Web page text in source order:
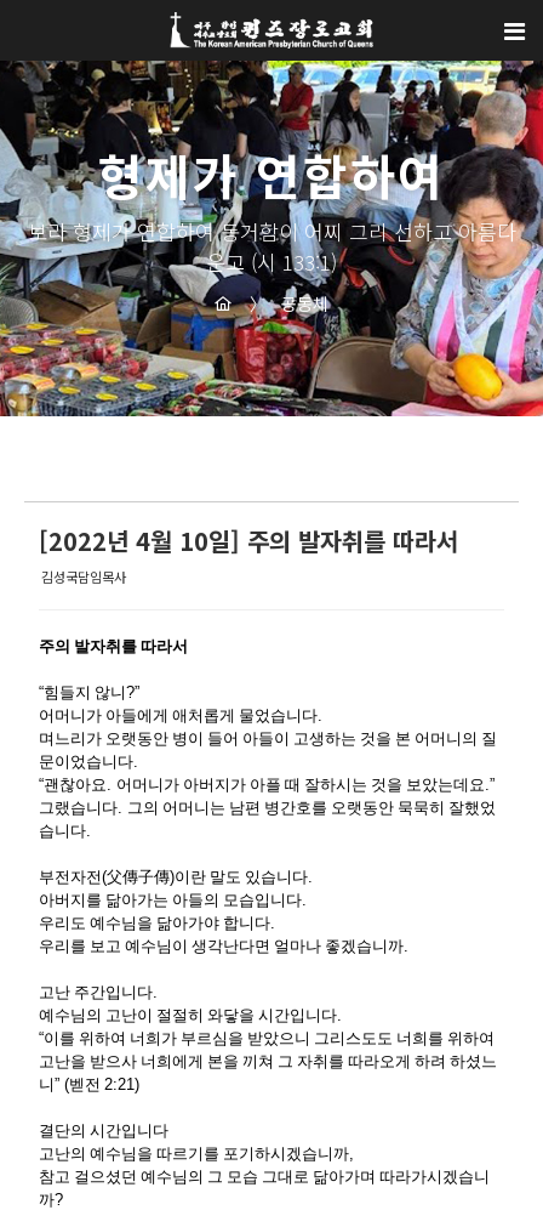
형제가 연합하여
보라 형제가 연합하여 동거함이 어찌 그리 선하고 아름다
운고 (시 133:1)
〉 공동체
[2022년 4월 10일] 주의 발자취를 따라서
김성국담임목사
주의 발자취를 따라서
“힘들지 않니?”
어머니가 아들에게 애처롭게 물었습니다.
며느리가 오랫동안 병이 들어 아들이 고생하는 것을 본 어머니의 질
문이었습니다.
“괜찮아요. 어머니가 아버지가 아플 때 잘하시는 것을 보았는데요.”
그랬습니다. 그의 어머니는 남편 병간호를 오랫동안 묵묵히 잘했었
습니다.
부전자전(父傳子傳)이란 말도 있습니다.
아버지를 닮아가는 아들의 모습입니다.
우리도 예수님을 닮아가야 합니다.
우리를 보고 예수님이 생각난다면 얼마나 좋겠습니까.
고난 주간입니다.
예수님의 고난이 절절히 와닿을 시간입니다.
“이를 위하여 너희가 부르심을 받았으니 그리스도도 너희를 위하여
고난을 받으사 너희에게 본을 끼쳐 그 자취를 따라오게 하려 하셨느
니” (벧전 2:21)
결단의 시간입니다
고난의 예수님을 따르기를 포기하시겠습니까,
참고 걸으셨던 예수님의 그 모습 그대로 닮아가며 따라가시겠습니
까?